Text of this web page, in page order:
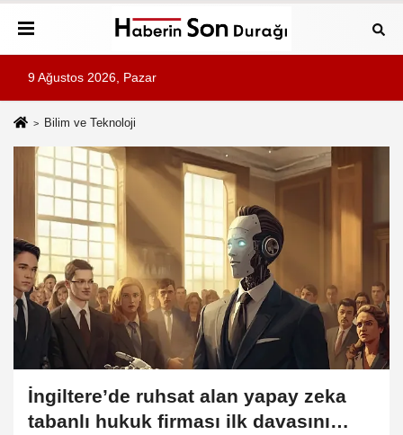
9 Ağustos 2026, Pazar
Bilim ve Teknoloji
İngiltere’de ruhsat alan yapay zeka
tabanlı hukuk firması ilk davasını